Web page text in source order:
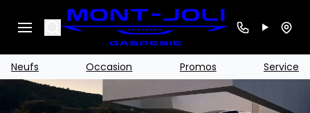
Search
Neufs Occasion Promos Service